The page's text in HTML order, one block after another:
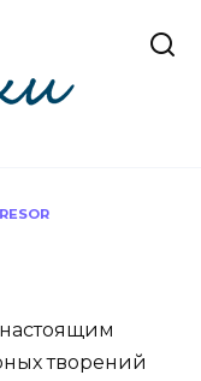
творений